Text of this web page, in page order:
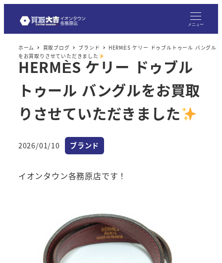
メニュー
ホーム 買取ブログ ブランド
HERMÈS ケリー ドゥブルトゥール バングル
をお買取りさせていただきました
HERMÈS ケリー ドゥブル
トゥール バングルをお買取
りさせていただきました
投稿日
2026/01/10 カテゴリー
ブランド
イオンタウン各務原店です！